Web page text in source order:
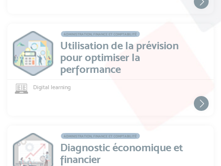
ADMINISTRATION, FINANCE ET COMPTABILITÉ
Utilisation de la prévision
pour optimiser la
performance
Digital learning
ADMINISTRATION, FINANCE ET COMPTABILITÉ
Diagnostic économique et
financier